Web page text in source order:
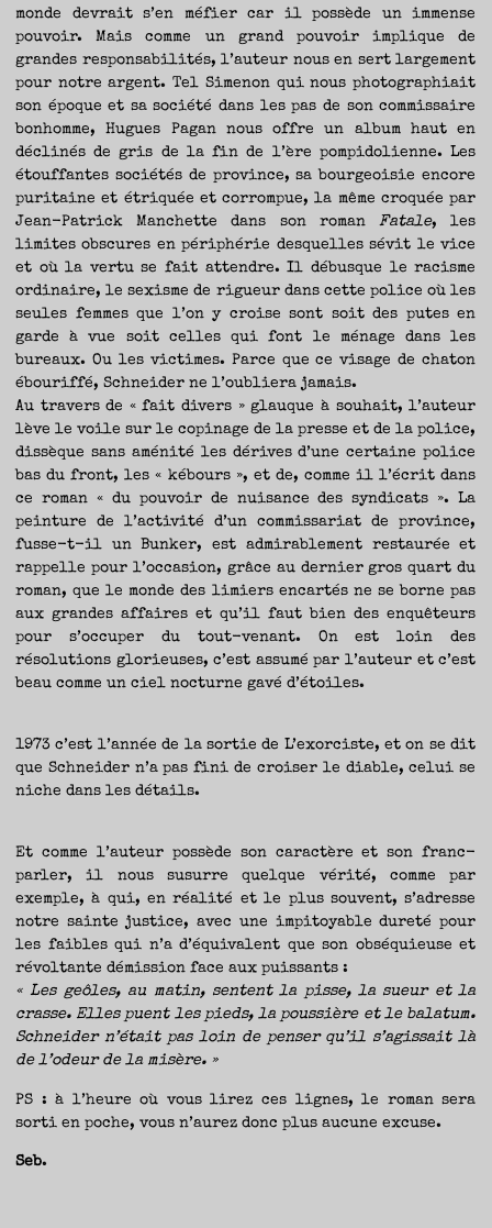
monde devrait s’en méfier car il possède un immense
pouvoir. Mais comme un grand pouvoir implique de
grandes responsabilités, l’auteur nous en sert largement
pour notre argent. Tel Simenon qui nous photographiait
son époque et sa société dans les pas de son commissaire
bonhomme, Hugues Pagan nous offre un album haut en
déclinés de gris de la fin de l’ère pompidolienne. Les
étouffantes sociétés de province, sa bourgeoisie encore
puritaine et étriquée et corrompue, la même croquée par
Jean-Patrick Manchette dans son romanFatale, les
limites obscures en périphérie desquelles sévit le vice
et où la vertu se fait attendre. Il débusque le racisme
ordinaire, le sexisme de rigueur dans cette police où les
seules femmes que l’on y croise sont soit des putes en
garde à vue soit celles qui font le ménage dans les
bureaux. Ou les victimes. Parce que ce visage de chaton
ébouriffé, Schneider ne l’oubliera jamais.
Au travers de « fait divers » glauque à souhait, l’auteur
lève le voile sur le copinage de la presse et de la police,
dissèque sans aménité les dérives d’une certaine police
bas du front, les « kébours », et de, comme il l’écrit dans
ce roman « du pouvoir de nuisance des syndicats ». La
peinture de l’activité d’un commissariat de province,
fusse-t-il un Bunker, est admirablement restaurée et
rappelle pour l’occasion, grâce au dernier gros quart du
roman, que le monde des limiers encartés ne se borne pas
aux grandes affaires et qu’il faut bien des enquêteurs
pour s’occuper du tout-venant. On est loin des
résolutions glorieuses, c’est assumé par l’auteur et c’est
beau comme un ciel nocturne gavé d’étoiles.
1973 c’est l’année de la sortie de L’exorciste, et on se dit
que Schneider n’a pas fini de croiser le diable, celui se
niche dans les détails.
Et comme l’auteur possède son caractère et son franc-
parler, il nous susurre quelque vérité, comme par
exemple, à qui, en réalité et le plus souvent, s’adresse
notre sainte justice, avec une impitoyable dureté pour
les faibles qui n’a d’équivalent que son obséquieuse et
révoltante démission face aux puissants :
« Les geôles, au matin, sentent la pisse, la sueur et la
crasse. Elles puent les pieds, la poussière et le balatum.
Schneider n’était pas loin de penser qu’il s’agissait là
de l’odeur de la misère. »
PS : à l’heure où vous lirez ces lignes, le roman sera
sorti en poche, vous n’aurez donc plus aucune excuse.
Seb.